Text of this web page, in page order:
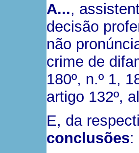
A...,
decisão
não
crime de
180º, n.º 1,
artigo 132º,
E, da
conclusões: